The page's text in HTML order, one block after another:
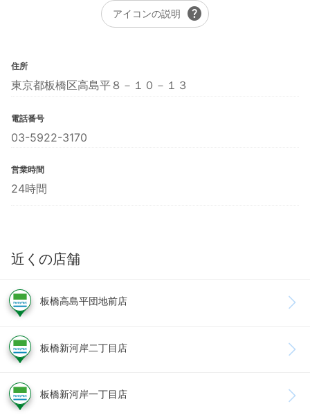
アイコンの説明 help
住所
東京都板橋区高島平８－１０－１３
電話番号
03-5922-3170
営業時間
24時間
近くの店舗
板橋高島平団地前店
板橋新河岸二丁目店
板橋新河岸一丁目店